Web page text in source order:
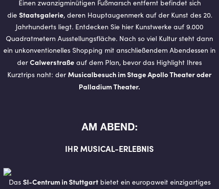
Einen zwanzigminütigen Fußmarsch entfernt befindet sich
die Staatsgalerie, deren Hauptaugenmerk auf der Kunst des 20.
Jahrhunderts liegt. Entdecken Sie hier Kunstwerke auf 9.000
Quadratmetern Ausstellungsfläche. Nach so viel Kultur steht dann
ein unkonventionelles Shopping mit anschließendem Abendessen in
derCalwerstraße auf dem Plan, bevor das Highlight Ihres
Kurztrips naht: derMusicalbesuch im Stage Apollo Theater oder
Palladium Theater.
AM ABEND:
IHR MU­SI­CAL-ER­LEB­NIS
Das SI-Centrum in Stuttgartbietet ein europaweit einzigartiges